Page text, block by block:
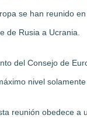
se han reunido
de Rusia a Ucrania.
del Consejo de
nivel
reunión obedece a